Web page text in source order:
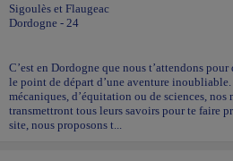
Sigoulès et Flaugeac
Dordogne - 24
C’est en Dordogne que nous t’attendons pour
le point de départ d’une aventure
mécaniques, d’équitation ou de sciences,
transmettront tous leurs savoirs pour te faire
site, nous proposons t...